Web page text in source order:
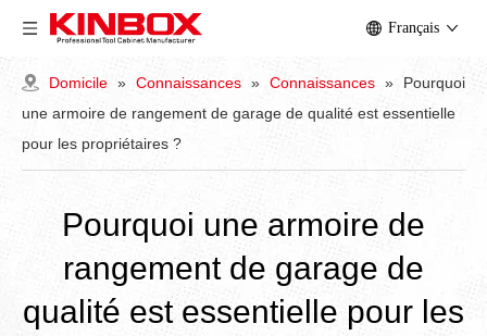
Français
Domicile » Connaissances » Connaissances »
Pourquoi
une armoire de rangement de garage de qualité est essentielle
pour les propriétaires ?
Pourquoi une armoire de
rangement de garage de
qualité est essentielle pour les